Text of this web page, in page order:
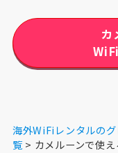
カ
海外WiFiレンタルの
覧
カメルーンで使